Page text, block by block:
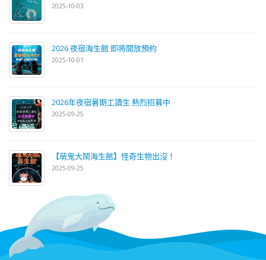
2025-10-03
2026 夜宿海生館 即將開放預約
2025-10-01
2026年夜宿暑期工讀生 熱烈招募中
2025-09-25
【萌鬼大鬧海生館】怪奇生物出沒！
2025-09-25